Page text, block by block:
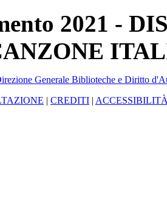
2021 -
Generale Biblioteche e Diritto
| CREDITI |